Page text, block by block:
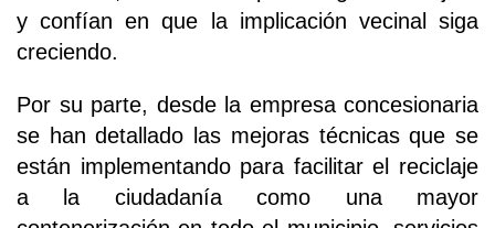
y confían en que la implicación vecinal siga
creciendo.
Por su parte, desde la empresa concesionaria
se han detallado las mejoras técnicas que se
están implementando para facilitar el reciclaje
a la ciudadanía como una mayor